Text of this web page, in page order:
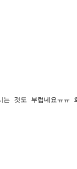
는 것도 부럽네요ㅠ